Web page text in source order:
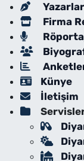
Yazarlar
Firma
Künye
İletişim